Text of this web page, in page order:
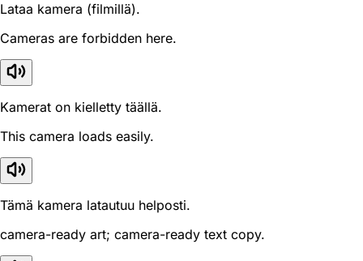
Lataa kamera (filmillä).
Cameras are forbidden here.
Kamerat on kielletty täällä.
This camera loads easily.
Tämä kamera latautuu helposti.
camera-ready art; camera-ready text copy.